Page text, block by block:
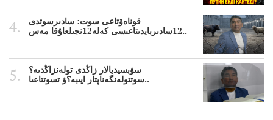
قوناەۆتاعى سوت: سادىرسوتدى
12سادىربايدىتاعىسى كەلە12نجىلعاۇقا مەس..
سۋبسيديالار زاڭدى تولەنزاڭدىە؟
سوتتولەنگەناپتار ايىبە؟ۋ تسوتتاعىا..